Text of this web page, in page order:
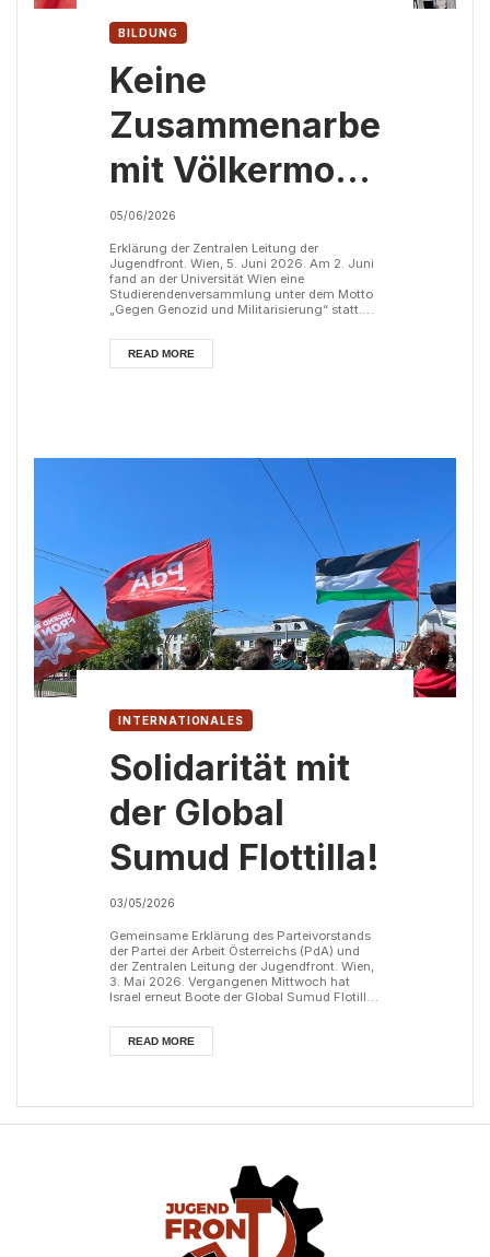
BILDUNG
Keine
Zusammenarbeit
mit Völkermord
und Besatzung
an
österreichischen
Hochschulen!
05/06/2026
Erklärung der Zentralen Leitung der
Jugendfront. Wien, 5. Juni 2026. Am 2. Juni
fand an der Universität Wien eine
Studierendenversammlung unter dem Motto
„Gegen Genozid und Militarisierung“ statt.
Versammlung und diskutierten über die
Verstrickung österreichischer Hochschulen in
die Unterstützung des israelischen Staates,
READ MORE
INTERNATIONALES
Solidarität mit
der Global
Sumud Flottilla!
03/05/2026
Gemeinsame Erklärung des Parteivorstands
der Partei der Arbeit Österreichs (PdA) und
der Zentralen Leitung der Jugendfront. Wien,
3. Mai 2026. Vergangenen Mittwoch hat
Israel erneut Boote der Global Sumud Flotilla
internationalen Gewässern vor der Küste
Kretas gewaltsam und völkerrechtswidrig
geentert sowie 175 Besatzungsmitglieder
Gaza verantwortlich sind, zeigen dadurch
READ MORE